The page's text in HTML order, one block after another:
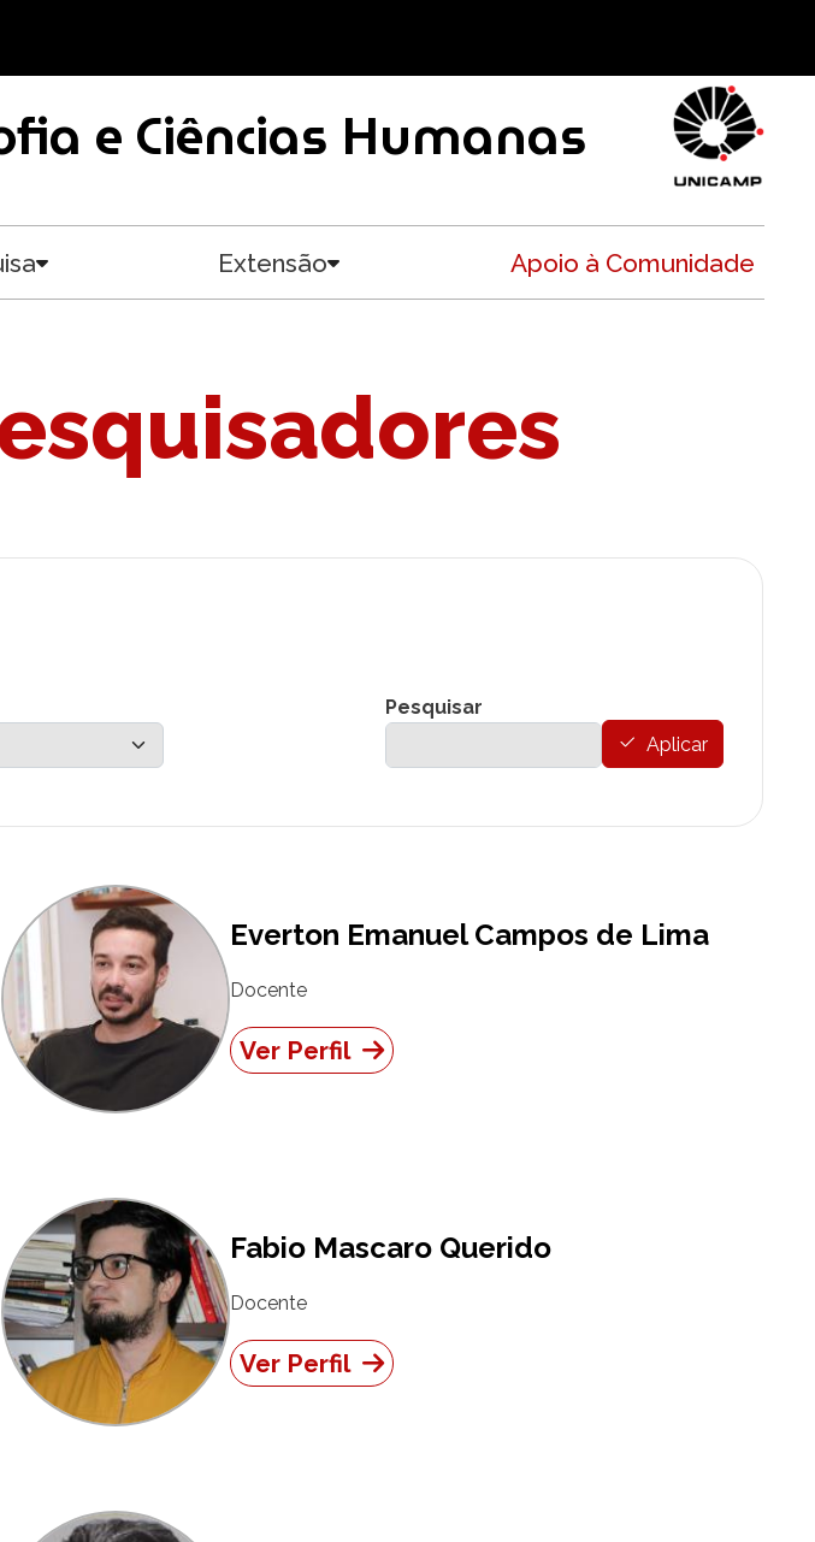
e Ciências Humanas
Extensão Apoio à Comunidade
Pesquisar
Aplicar
Everton Emanuel Campos de Lima
Docente
Ver Perfil
Fabio Mascaro Querido
Docente
Ver Perfil